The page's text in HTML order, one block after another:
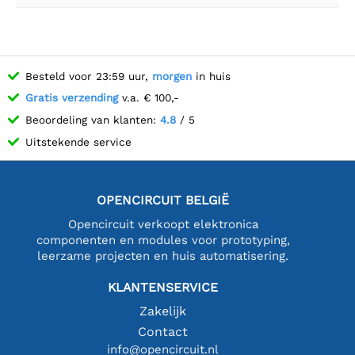
Besteld voor 23:59 uur, morgen in huis
Gratis verzendingv.a. € 100,-
Beoordeling van klanten: 4.8 / 5
Uitstekende service
OPENCIRCUIT BELGIË
Opencircuit verkoopt elektronica
componenten en modules voor prototyping,
leerzame projecten en huis automatisering.
KLANTENSERVICE
Zakelijk
Contact
info@opencircuit.nl